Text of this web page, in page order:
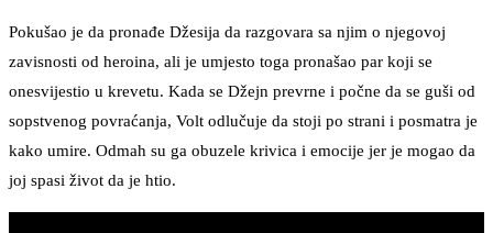
Pokušao je da pronađe Džesija da razgovara sa njim o njegovoj
zavisnosti od heroina, ali je umjesto toga pronašao par koji se
onesvijestio u krevetu. Kada se Džejn prevrne i počne da se guši od
sopstvenog povraćanja, Volt odlučuje da stoji po strani i posmatra je
kako umire. Odmah su ga obuzele krivica i emocije jer je mogao da
joj spasi život da je htio.